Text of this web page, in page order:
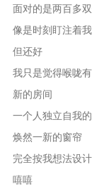
面对的是两百多
像是时刻盯注着
但还好
我只是觉得喉咙
新的房间
一个人独立自我
焕然一新的窗帘
完全按我想法设
嘻嘻
乱草丛